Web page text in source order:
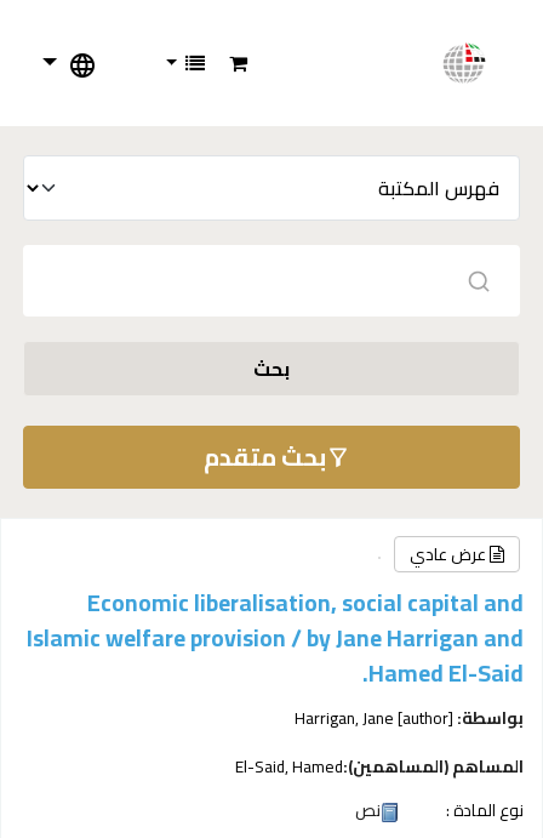
بحث
بحث متقدم
عرض عادي
Economic liberalisation, social capital and
Islamic welfare provision /by Jane Harrigan and
Hamed El-Said.
بواسطة: Harrigan, Jane[author]
المساهم (المساهمين):El-Said, Hamed
نوع المادة :
نص